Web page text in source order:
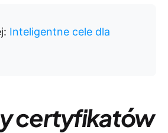
Inteligentne cele dla
certyfikatów